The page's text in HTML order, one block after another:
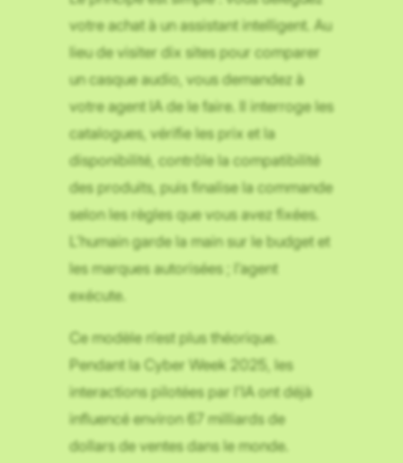
votre achat à un assistant intelligent. Au
lieu de visiter dix sites pour comparer
un casque audio, vous demandez à
votre agent IA de le faire. Il interroge les
catalogues, vérifie les prix et la
disponibilité, contrôle la compatibilité
des produits, puis finalise la commande
selon les règles que vous avez fixées.
L’humain garde la main sur le budget et
les marques autorisées ; l’agent
exécute.
Ce modèle n’est plus théorique.
Pendant la Cyber Week 2025, les
interactions pilotées par l’IA ont déjà
influencé environ 67 milliards de
dollars de ventes dans le monde.